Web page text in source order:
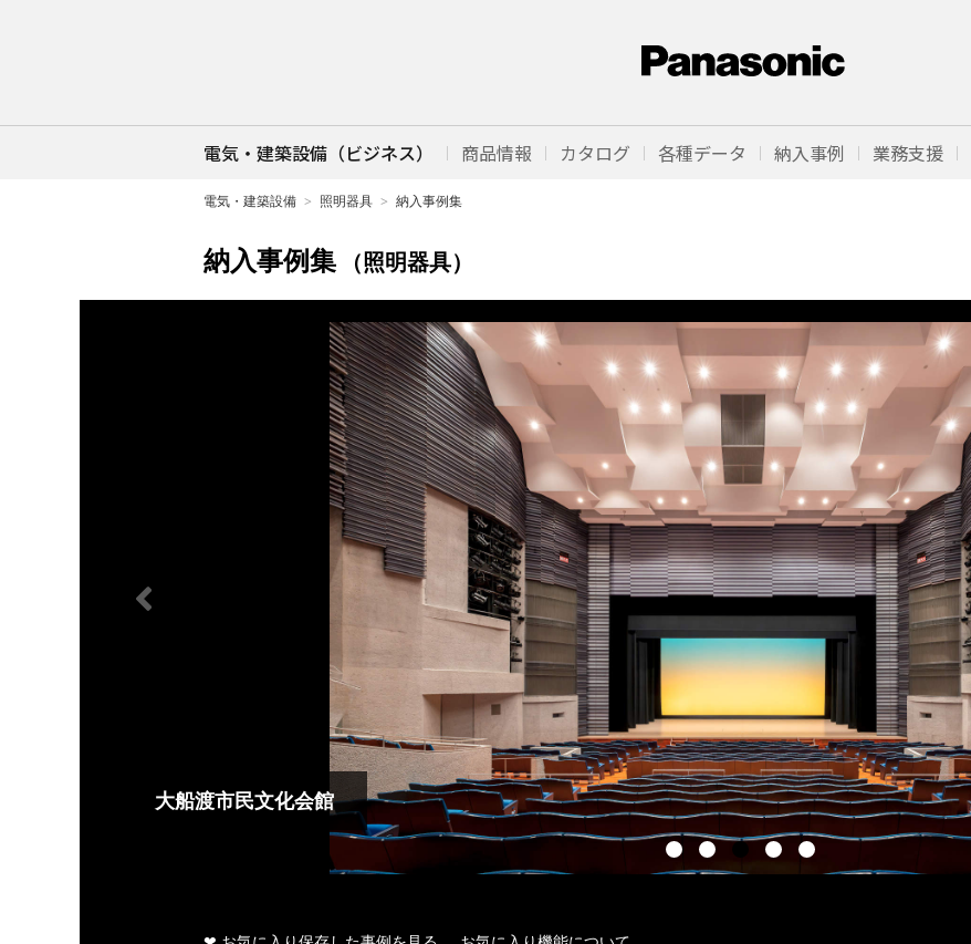
電気・建築設備（ビジネス） 商品情報 カタログ 各種データ 納入事例 業務支援
電気・建築設備 照明器具 納入事例集
納入事例集 （照明器具）
大船渡市民文化会館